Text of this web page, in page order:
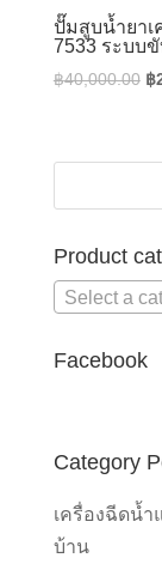
ปั๊มสูบน้ำยาเ
7533 ระบบ
฿40,000.00
฿
฿
Product
Select a
Facebook
Category
เครื่องฉีดน้
บ้าน